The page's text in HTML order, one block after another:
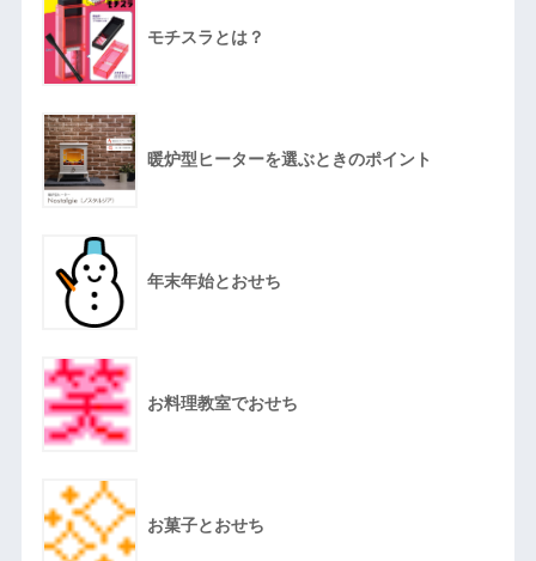
モチスラとは？
暖炉型ヒーターを選ぶときのポイント
年末年始とおせち
お料理教室でおせち
お菓子とおせち